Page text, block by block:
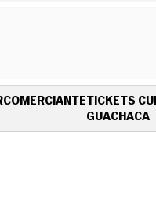
COMERCIANTETICKETS
GUACHACA